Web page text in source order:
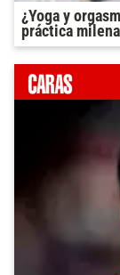
¿Yoga y
práctica